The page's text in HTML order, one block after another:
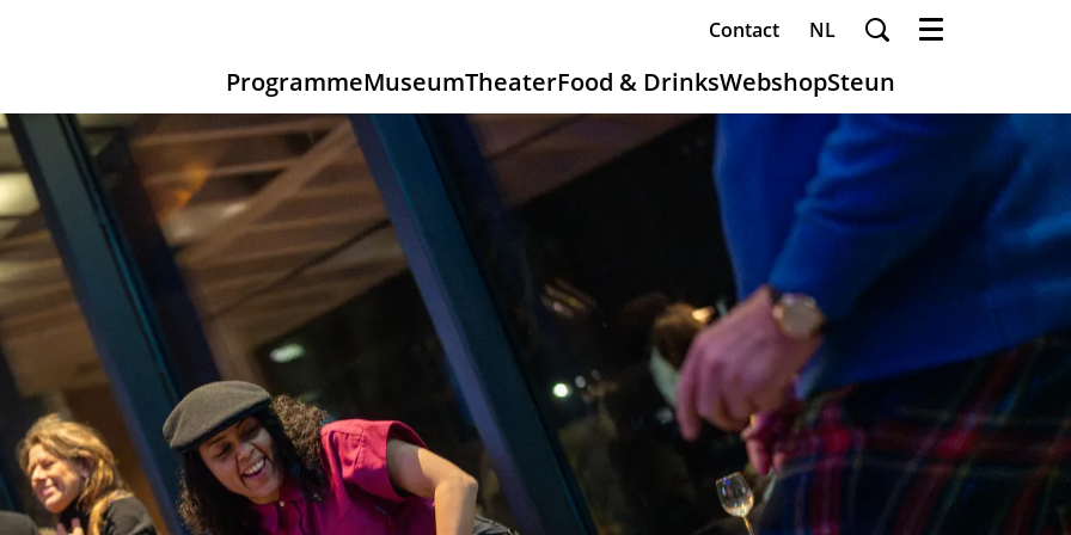
Contact NL
ProgrammeMuseumTheaterFood & DrinksWebshopSteun
Menu